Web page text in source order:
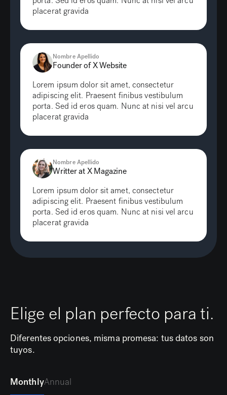
placerat gravida
Nombre Apellido
Founder of X Website
Lorem ipsum dolor sit amet, consectetur
adipiscing elit. Praesent finibus vestibulum
porta. Sed id eros quam. Nunc at nisi vel arcu
placerat gravida
Nombre Apellido
Writter at X Magazine
Lorem ipsum dolor sit amet, consectetur
adipiscing elit. Praesent finibus vestibulum
porta. Sed id eros quam. Nunc at nisi vel arcu
placerat gravida
Elige el plan perfecto para ti.
Diferentes opciones, misma promesa: tus datos son
tuyos.
MonthlyAnnual